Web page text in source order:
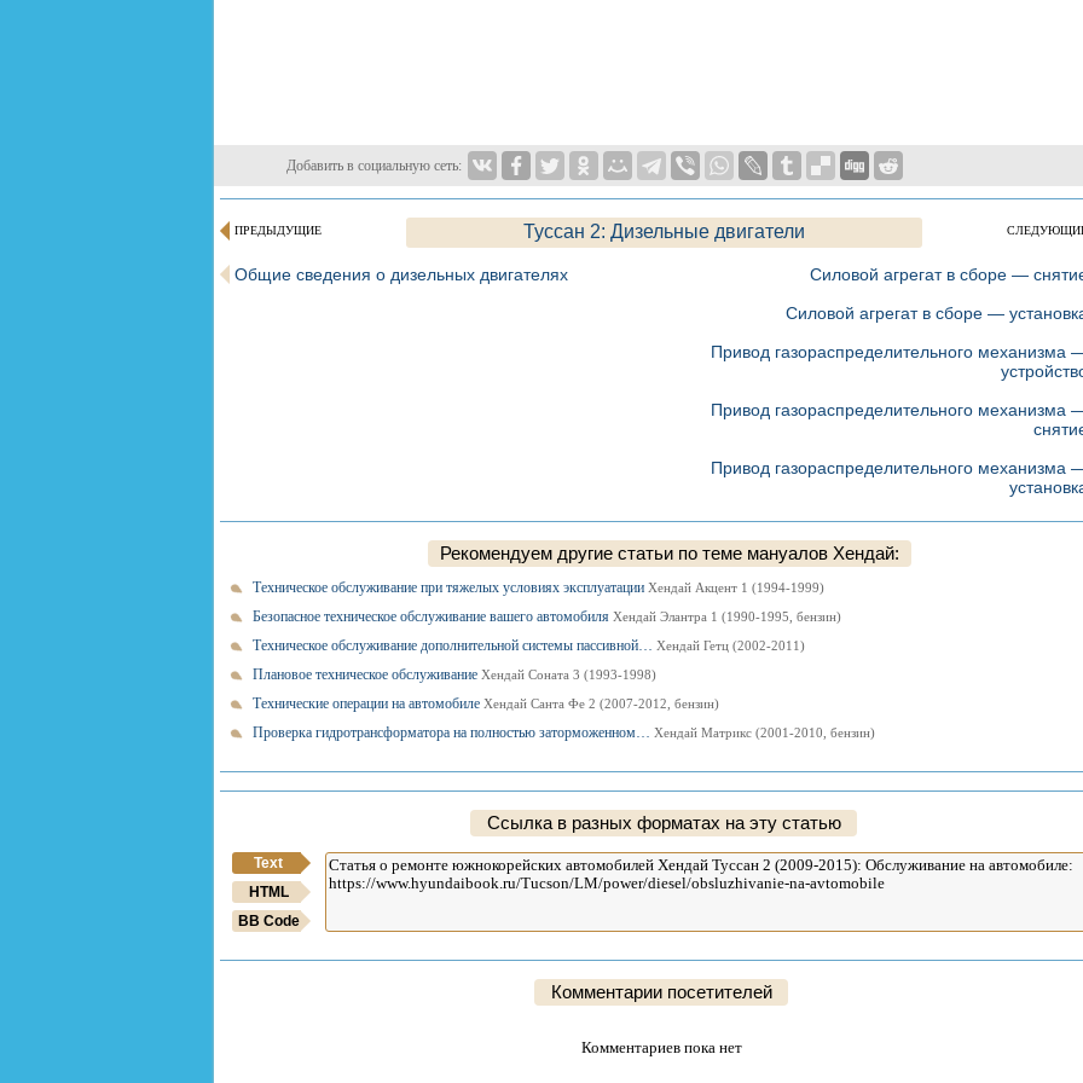
Добавить в социальную сеть:
ПРЕДЫДУЩИЕ Туссан 2: Дизельные двигатели
Общие сведения о дизельных двигателях
Силовой агрегат в сборе —
Силовой агрегат в сборе —
Привод газораспределительного механизма
Привод газораспределительного механизма
Привод газораспределительного механизма
Рекомендуем другие статьи по теме мануалов Хендай:
Техническое обслуживание при тяжелых условиях эксплуатации Хендай Акцент 1 (1994-1999)
Безопасное техническое обслуживание вашего автомобиля Хендай Элантра 1 (1990-1995, бензин)
Техническое обслуживание дополнительной системы пассивной… Хендай Гетц (2002-2011)
Плановое техническое обслуживание Хендай Соната 3 (1993-1998)
Технические операции на автомобиле Хендай Санта Фе 2 (2007-2012, бензин)
Проверка гидротрансформатора на полностью заторможенном… Хендай Матрикс (2001-2010, бензин)
Ссылка в разных форматах на эту статью
Text
HTML
BB Code
Комментарии посетителей
Комментариев пока нет